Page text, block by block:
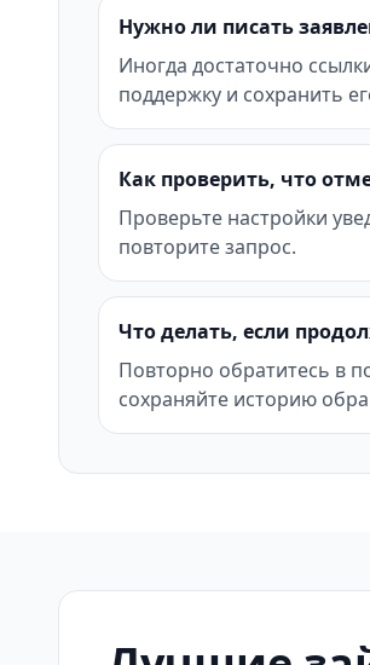
Нужно ли писать
Иногда достаточно
поддержку и сохранить
Как проверить, что
Проверьте настройки
повторите запрос.
Что делать, если
Повторно обратитесь в
сохраняйте историю